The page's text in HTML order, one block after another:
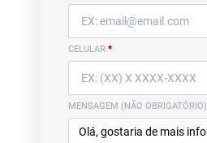
CELULAR *
MENSAGEM (NÃO OBRIGATÓRIO)